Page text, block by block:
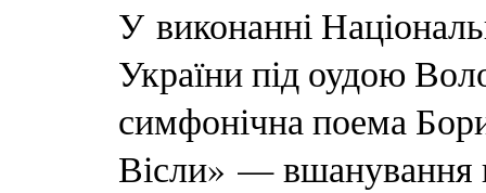
У виконанні
України під оудою
симфонічна поема
Вісли» — вшанування